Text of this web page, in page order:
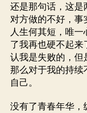
还是那句话，这是
对方做的不好，事
人生何其短，唯
了我再也硬不起
认我是失败的，但
那么对于我的持
自己。
没有了青春年华，